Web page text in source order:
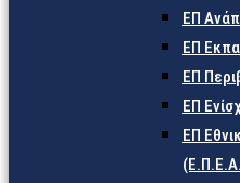
ΕΠ
ΕΠ
ΕΠ
ΕΠ
ΕΠ